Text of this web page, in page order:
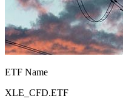
ETF Name
XLE_CFD.ETF